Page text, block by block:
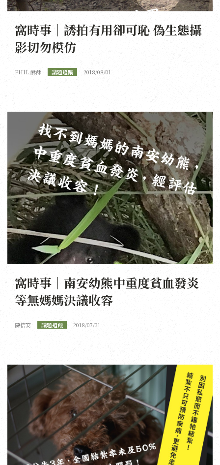
窩時事｜誘拍有用卻可恥 偽生態攝
影切勿模仿
PHIL 酥酥 議題追蹤 2018/08/01
窩時事｜南安幼熊中重度貧血發炎
等無媽媽決議收容
陳信安 議題追蹤 2018/07/31